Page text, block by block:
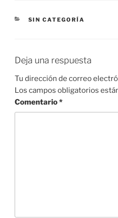
CATEGORÍAS
SIN CATEGORÍA
Deja una respuesta
Tu dirección de correo
Los campos obligatorios
Comentario*